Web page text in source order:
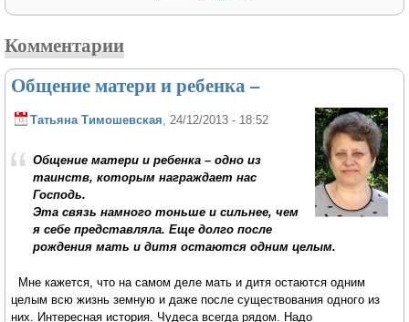
Комментарии
Общение матери и ребенка –
Татьяна Тимошевская , 24/12/2013 - 18:52
Общение матери и ребенка – одно из
таинств, которым награждает нас
Господь.
Эта связь намного тоньше и сильнее, чем
я себе представляла. Еще долго после
рождения мать и дитя остаются одним целым.
Мне кажется, что на самом деле мать и дитя остаются одним
целым всю жизнь земную и даже после существования одного из
них. Интересная история. Чудеса всегда рядом. Надо